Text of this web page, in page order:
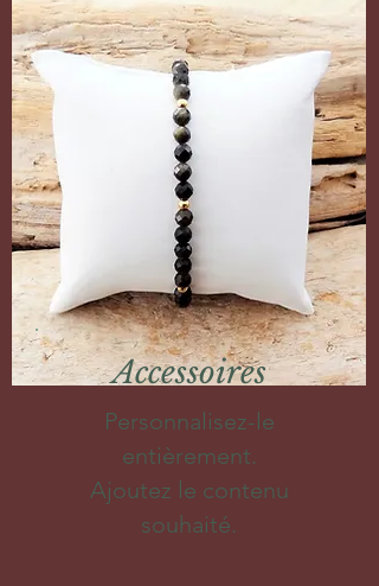
Accessoires
Personnalisez-le
entièrement.
Ajoutez le contenu
souhaité.